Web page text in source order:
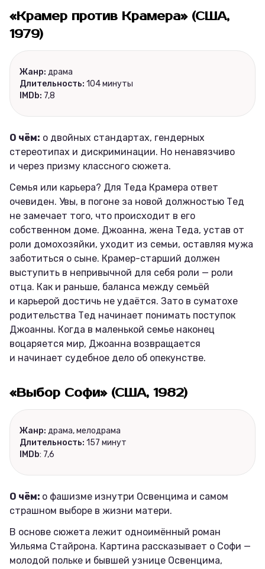
«Крамер против Крамера» (США,
1979)
Жанр: драма
Длительность: 104 минуты
IMDb: 7,8
О чём: о двойных стандартах, гендерных
стереотипах и дискриминации. Но ненавязчиво
и через призму классного сюжета.
Семья или карьера? Для Теда Крамера ответ
очевиден. Увы, в погоне за новой должностью Тед
не замечает того, что происходит в его
собственном доме. Джоанна, жена Теда, устав от
роли домохозяйки, уходит из семьи, оставляя мужа
заботиться о сыне. Крамер-старший должен
выступить в непривычной для себя роли — роли
отца. Как и раньше, баланса между семьёй
и карьерой достичь не удаётся. Зато в суматохе
родительства Тед начинает понимать поступок
Джоанны. Когда в маленькой семье наконец
воцаряется мир, Джоанна возвращается
и начинает судебное дело об опекунстве.
«Выбор Софи» (США, 1982)
Жанр: драма, мелодрама
Длительность: 157 минут
IMDb: 7,6
О чём: о фашизме изнутри Освенцима и самом
страшном выборе в жизни матери.
В основе сюжета лежит одноимённый роман
Уильяма Стайрона. Картина рассказывает о Софи —
молодой польке и бывшей узнице Освенцима,